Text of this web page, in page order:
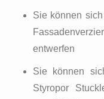
Sie können
entwerfen
Sie können
Styropor